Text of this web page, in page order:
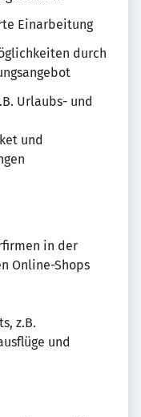
Einarbeitung
durch
Urlaubs- und
und
in der
Online-Shops
z.B.
und